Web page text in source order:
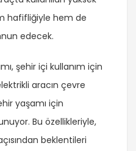
hafifliğiyle hem de
edecek.
şehir içi kullanım için
aracın çevre
yaşamı için
Bu özellikleriyle,
beklentileri